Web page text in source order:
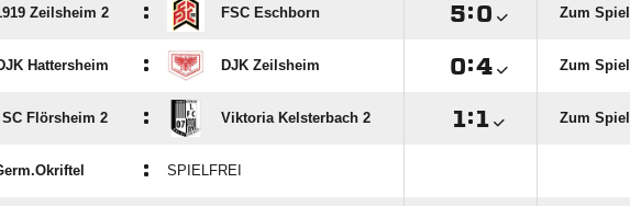
Zeilsheim 2 : FSC Eschborn : Zum Spiel
Hattersheim : DJK Zeilsheim : Zum Spiel
SC Flörsheim 2 : Viktoria Kelsterbach 2 : Zum Spiel
: SPIELFREI